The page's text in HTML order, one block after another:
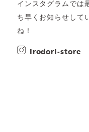
インスタグラムでは
ち早くお知らせして
ね！
irodori-store